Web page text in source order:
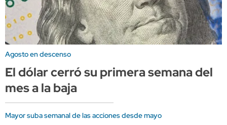
Agosto en descenso
El dólar cerró su primera semana del
mes a la baja
Mayor suba semanal de las acciones desde mayo